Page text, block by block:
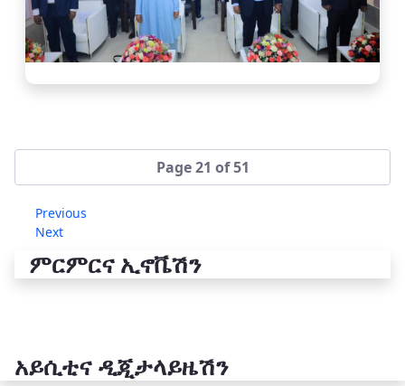
Page 21 of 51
Previous
Next
ምርምርና ኢኖቬሽን
አይሲቲና ዲጂታላይዜሽን